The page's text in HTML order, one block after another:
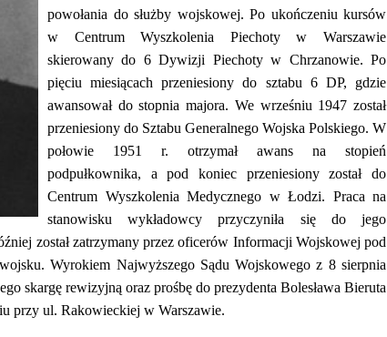
powołania do służby wojskowej. Po ukończeniu kursów
w Centrum Wyszkolenia Piechoty w Warszawie
skierowany do 6 Dywizji Piechoty w Chrzanowie. Po
pięciu miesiącach przeniesiony do sztabu 6 DP, gdzie
awansował do stopnia majora. We wrześniu 1947 został
przeniesiony do Sztabu Generalnego Wojska Polskiego. W
połowie 1951 r. otrzymał awans na stopień
podpułkownika, a pod koniec przeniesiony został do
Centrum Wyszkolenia Medycznego w Łodzi. Praca na
stanowisku wykładowcy przyczyniła się do jego
został zatrzymany przez oficerów Informacji Wojskowej pod
Wyrokiem Najwyższego Sądu Wojskowego z 8 sierpnia
skargę rewizyjną oraz prośbę do prezydenta Bolesława Bieruta
przy ul. Rakowieckiej w Warszawie.